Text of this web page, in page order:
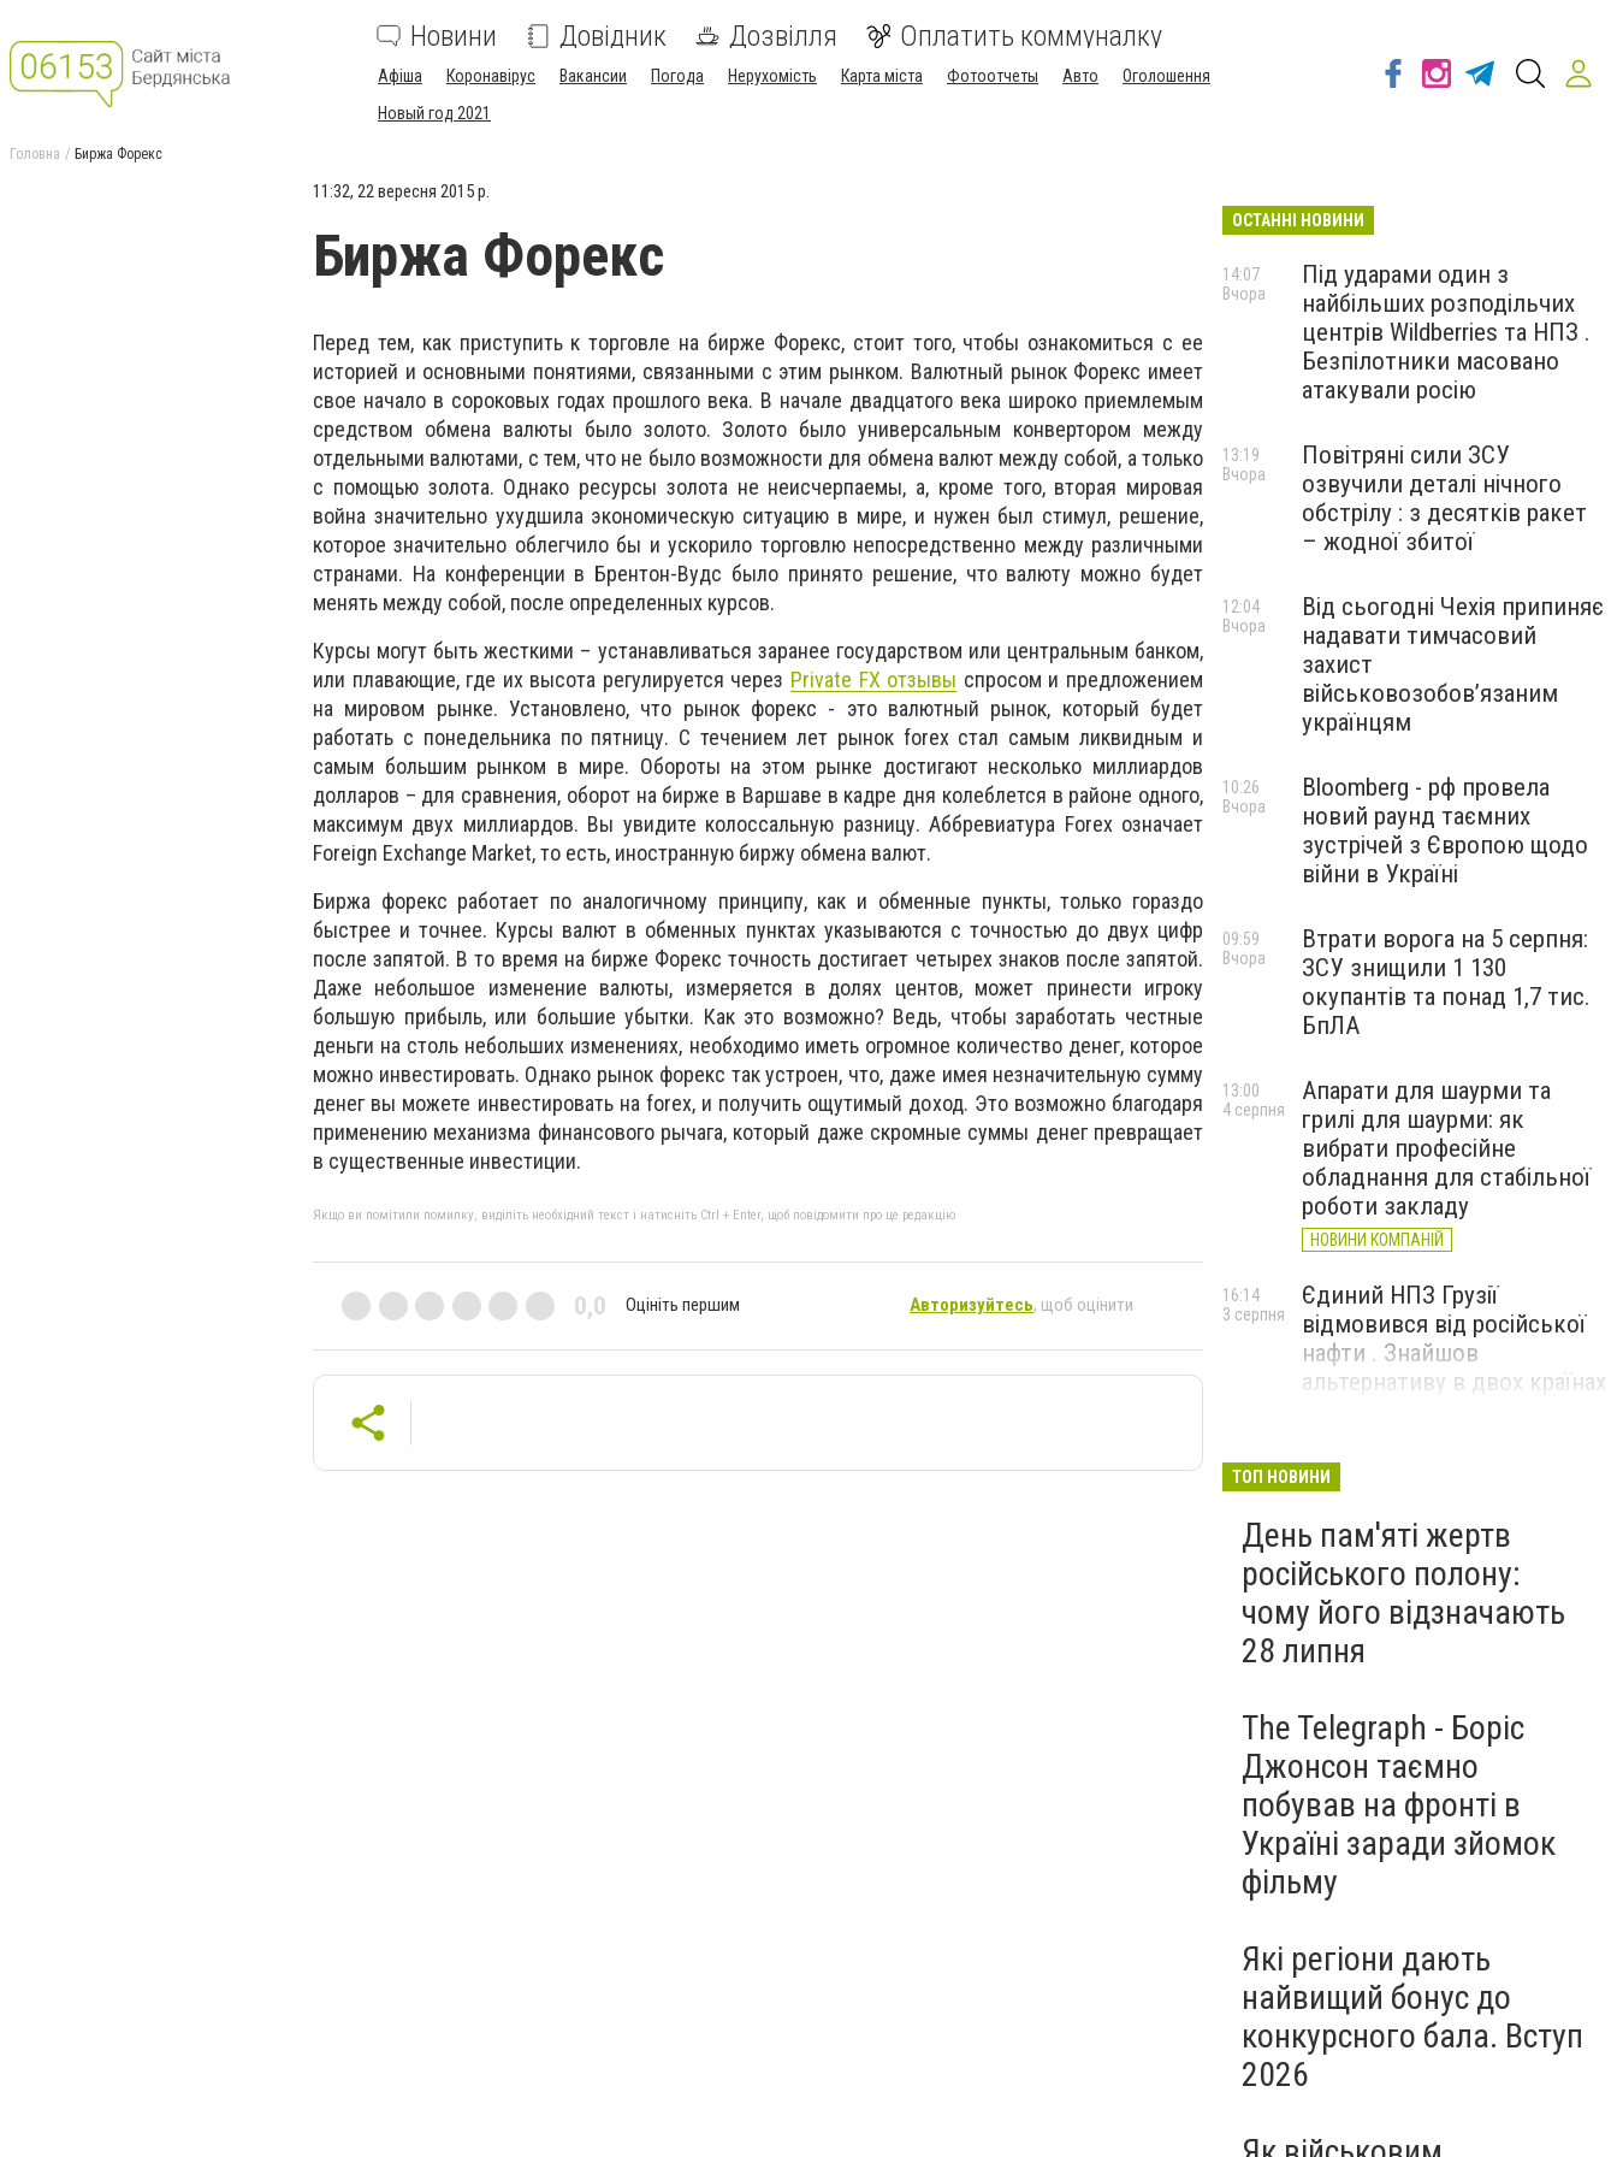
Новини Довідник Дозвілля Оплатить коммуналку
Афіша Коронавірус Вакансии Погода Нерухомість Карта міста Фотоотчеты Авто
Оголошення
Новый год 2021
Головна Биржа Форекс
11:32, 22 вересня 2015 р.
Биржа Форекс
Перед тем, как приступить к торговле на бирже Форекс, стоит того, чтобы ознакомиться с ее
историей и основными понятиями, связанными с этим рынком. Валютный рынок Форекс имеет
свое начало в сороковых годах прошлого века. В начале двадцатого века широко приемлемым
средством обмена валюты было золото. Золото было универсальным конвертором между
отдельными валютами, с тем, что не было возможности для обмена валют между собой, а только
с помощью золота. Однако ресурсы золота не неисчерпаемы, а, кроме того, вторая мировая
война значительно ухудшила экономическую ситуацию в мире, и нужен был стимул, решение,
которое значительно облегчило бы и ускорило торговлю непосредственно между различными
странами. На конференции в Брентон-Вудс было принято решение, что валюту можно будет
менять между собой, после определенных курсов.
Курсы могут быть жесткими – устанавливаться заранее государством или центральным банком,
или плавающие, где их высота регулируется через Private FX отзывы спросом и предложением
на мировом рынке. Установлено, что рынок форекс - это валютный рынок, который будет
работать с понедельника по пятницу. С течением лет рынок forex стал самым ликвидным и
самым большим рынком в мире. Обороты на этом рынке достигают несколько миллиардов
долларов – для сравнения, оборот на бирже в Варшаве в кадре дня колеблется в районе одного,
максимум двух миллиардов. Вы увидите колоссальную разницу. Аббревиатура Forex означает
Foreign Exchange Market, то есть, иностранную биржу обмена валют.
Биржа форекс работает по аналогичному принципу, как и обменные пункты, только гораздо
быстрее и точнее. Курсы валют в обменных пунктах указываются с точностью до двух цифр
после запятой. В то время на бирже Форекс точность достигает четырех знаков после запятой.
Даже небольшое изменение валюты, измеряется в долях центов, может принести игроку
большую прибыль, или большие убытки. Как это возможно? Ведь, чтобы заработать честные
деньги на столь небольших изменениях, необходимо иметь огромное количество денег, которое
можно инвестировать. Однако рынок форекс так устроен, что, даже имея незначительную сумму
денег вы можете инвестировать на forex, и получить ощутимый доход. Это возможно благодаря
применению механизма финансового рычага, который даже скромные суммы денег превращает
в существенные инвестиции.
Якщо ви помітили помилку, виділіть необхідний текст і натисніть Ctrl + Enter, щоб повідомити про це редакцію
0,0 Оцініть першим Авторизуйтесь, щоб оцінити
ОСТАННІ НОВИНИ
Під ударами один з
найбільших розподільчих
центрів Wildberries та НПЗ .
Безпілотники масовано
атакували росію
14:07
Вчора
Повітряні сили ЗСУ
озвучили деталі нічного
обстрілу : з десятків ракет
– жодної збитої
13:19
Вчора
Від сьогодні Чехія припиняє
надавати тимчасовий
захист
військовозобов’язаним
українцям
12:04
Вчора
Bloomberg - рф провела
новий раунд таємних
зустрічей з Європою щодо
війни в Україні
10:26
Вчора
Втрати ворога на 5 серпня:
ЗСУ знищили 1 130
окупантів та понад 1,7 тис.
БпЛА
09:59
Вчора
Апарати для шаурми та
грилі для шаурми: як
вибрати професійне
обладнання для стабільної
роботи закладу
НОВИНИ КОМПАНІЙ
13:00
4 серпня
Єдиний НПЗ Грузії
відмовився від російської
нафти . Знайшов
альтернативу в двох країнах
16:14
3 серпня
ЗСУ на Wildberries . 200 млрд
рф
3 серпня
ТОП НОВИНИ
День пам'яті жертв
російського полону:
чому його відзначають
28 липня
The Telegraph - Боріс
Джонсон таємно
побував на фронті в
Україні заради зйомок
фільму
Які регіони дають
найвищий бонус до
конкурсного бала. Вступ
2026